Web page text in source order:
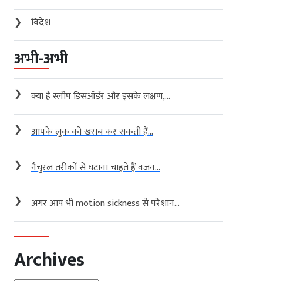
❯
विदेश
अभी-अभी
❯ क्या है स्लीप डिसऑर्डर और इसके लक्षण,...
❯ आपके लुक को खराब कर सकती हैं...
❯ नैचुरल तरीकों से घटाना चाहते हैं वजन...
❯ अगर आप भी motion sickness से परेशान...
Archives